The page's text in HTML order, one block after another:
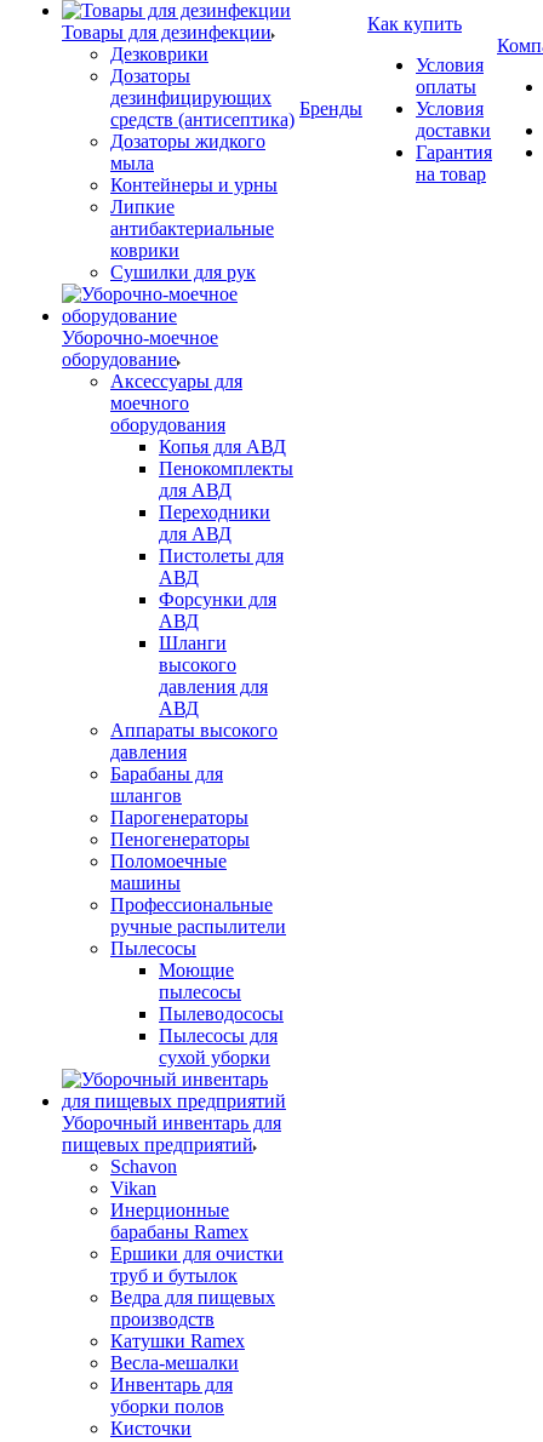
Товары для дезинфекции
Дезковрики
Дозаторы
дезинфицирующих
средств (антисептика)
Дозаторы жидкого
мыла
Контейнеры и урны
Липкие
антибактериальные
коврики
Сушилки для рук
Уборочно-моечное
оборудование
Аксессуары для
моечного
оборудования
Копья для АВД
Пенокомплекты
для АВД
Переходники
для АВД
Пистолеты для
АВД
Форсунки для
АВД
Шланги
высокого
давления для
АВД
Аппараты высокого
давления
Барабаны для
шлангов
Парогенераторы
Пеногенераторы
Поломоечные
машины
Профессиональные
ручные распылители
Пылесосы
Моющие
пылесосы
Пылеводососы
Пылесосы для
сухой уборки
Уборочный инвентарь для
пищевых предприятий
Schavon
Vikan
Инерционные
барабаны Ramex
Ершики для очистки
труб и бутылок
Ведра для пищевых
производств
Катушки Ramex
Весла-мешалки
Инвентарь для
уборки полов
Кисточки
Бренды
Как купить
Условия
оплаты
Условия
доставки
Гарантия
на товар